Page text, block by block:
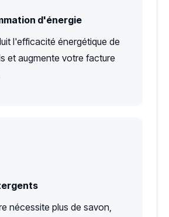
d'énergie
l'efficacité énergétique de
et augmente votre facture
nécessite plus de savon,